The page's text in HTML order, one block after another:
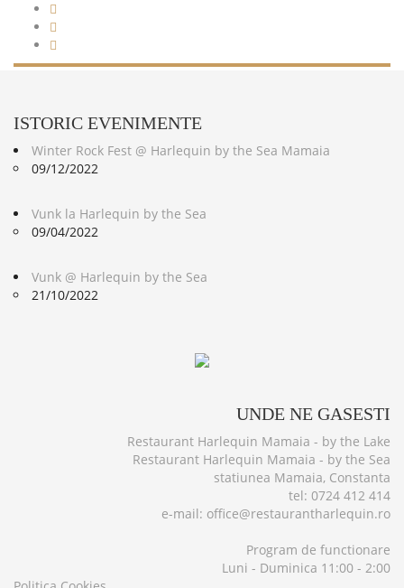
ISTORIC EVENIMENTE
Winter Rock Fest @ Harlequin by the Sea Mamaia
09/12/2022
Vunk la Harlequin by the Sea
09/04/2022
Vunk @ Harlequin by the Sea
21/10/2022
UNDE NE GASESTI
Restaurant Harlequin Mamaia - by the Lake
Restaurant Harlequin Mamaia - by the Sea
statiunea Mamaia, Constanta
tel: 0724 412 414
e-mail: office@restaurantharlequin.ro
Program de functionare
Luni - Duminica 11:00 - 2:00